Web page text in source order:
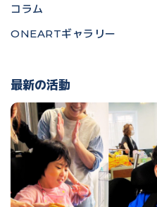
コラム
ONEARTギャラリー
最新の活動